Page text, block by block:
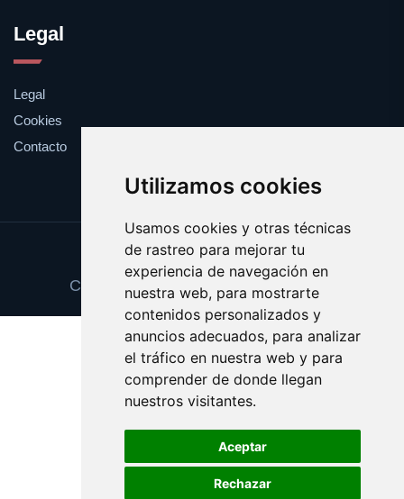
Utilizamos cookies
Usamos cookies y otras técnicas
de rastreo para mejorar tu
experiencia de navegación en
nuestra web, para mostrarte
contenidos personalizados y
anuncios adecuados, para analizar
el tráfico en nuestra web y para
comprender de donde llegan
nuestros visitantes.
Aceptar
Rechazar
Legal
Legal
Cookies
Contacto
Update cookies preferences
Copyright © 2025 premioseguro.com